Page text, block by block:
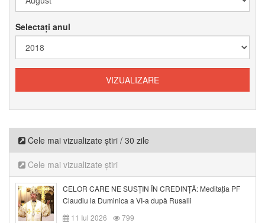
Selectați anul
Cele mai vizualizate știri / 30 zile
Cele mai vizualizate știri
CELOR CARE NE SUSȚIN ÎN CREDINȚĂ: Meditația PF
Claudiu la Duminica a VI-a după Rusalii
11 Iul 2026
799